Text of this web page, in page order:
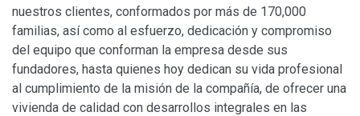
nuestros clientes, conformados por más de 170,000
familias, así como al esfuerzo, dedicación y compromiso
del equipo que conforman la empresa desde sus
fundadores, hasta quienes hoy dedican su vida profesional
al cumplimiento de la misión de la compañía, de ofrecer una
vivienda de calidad con desarrollos integrales en las